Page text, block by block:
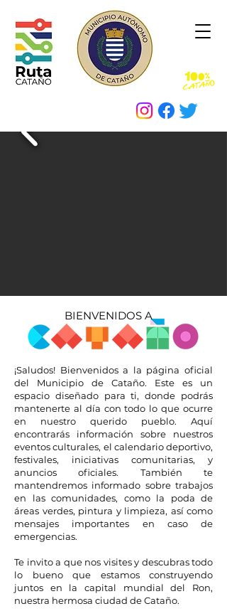
BIENVENIDOS A
¡Saludos! Bienvenidos a la página oficial
del Municipio de Cataño. Este es un
espacio diseñado para ti, donde podrás
mantenerte al día con todo lo que ocurre
en nuestro querido pueblo. Aquí
encontrarás información sobre nuestros
eventos culturales, el calendario deportivo,
festivales, iniciativas comunitarias, y
anuncios oficiales. También te
mantendremos informado sobre trabajos
en las comunidades, como la poda de
áreas verdes, pintura y limpieza, así como
mensajes importantes en caso de
emergencias.
Te invito a que nos visites y descubras todo
lo bueno que estamos construyendo
juntos en la capital mundial del Ron,
nuestra hermosa ciudad de Cataño.